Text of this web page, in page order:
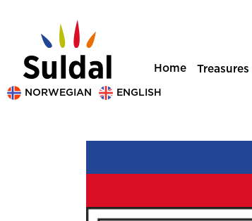
Home Treasures
NORWEGIAN ENGLISH